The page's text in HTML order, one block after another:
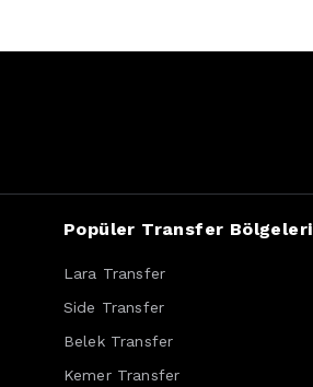
Popüler Transfer Bölgeleri
Lara Transfer
Side Transfer
Belek Transfer
Kemer Transfer